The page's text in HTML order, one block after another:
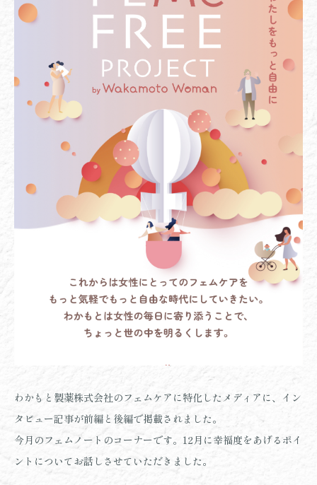
わかもと製薬株式会社のフェムケアに特化したメディアに、イン
タビュー記事が前編と後編で掲載されました。
今月のフェムノートのコーナーです。12月に幸福度をあげるポイ
ントについてお話しさせていただきました。